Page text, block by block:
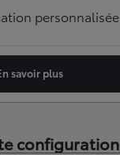
personnalisée
savoir plus
configuration